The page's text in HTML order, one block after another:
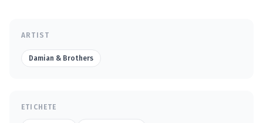
ARTIST
Damian & Brothers
ETICHETE